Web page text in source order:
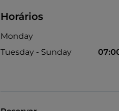
Horários
Monday
Tuesday - Sunday